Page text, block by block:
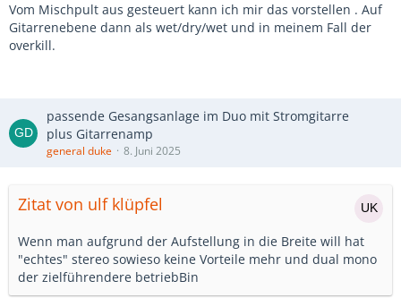
Vom Mischpult aus gesteuert kann ich mir das vorstellen . Auf
Gitarrenebene dann als wet/dry/wet und in meinem Fall der
overkill.
passende Gesangsanlage im Duo mit Stromgitarre
plus Gitarrenamp
general duke 8. Juni 2025
Zitat von ulf klüpfel
Wenn man aufgrund der Aufstellung in die Breite will hat
"echtes" stereo sowieso keine Vorteile mehr und dual mono
der zielführendere betriebBin